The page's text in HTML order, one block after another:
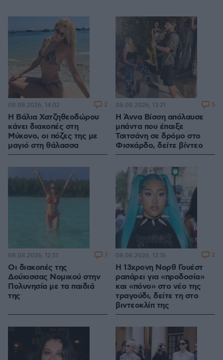
Η Βάλια Χατζηθεοδώρου
κάνει διακοπές στη
Μύκονο, οι πόζες της με
μαγιό στη θάλασσα
08.08.2026, 14:02 2
Η Άννα Βίσση απόλαυσε
μπάντα που έπαιξε
Τσιτσάνη σε δρόμο στο
Φισκάρδο, δείτε βίντεο
08.08.2026, 13:21 5
Οι διακοπές της
Δούκισσας Νομικού στην
Πολυνησία με τα παιδιά
της
08.08.2026, 12:51 7
Η 13χρονη Νορθ Γουέστ
ραπάρει για «προδοσία»
και «πόνο» στο νέο της
τραγούδι, δείτε τη στο
βιντεοκλίπ της
08.08.2026, 12:16 2